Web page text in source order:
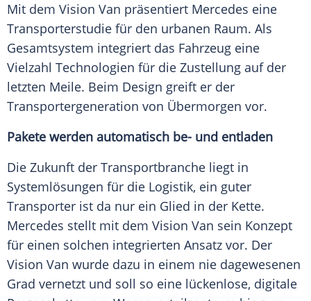
Mit dem Vision Van präsentiert Mercedes eine
Transporterstudie für den urbanen Raum. Als
Gesamtsystem integriert das Fahrzeug eine
Vielzahl Technologien für die Zustellung auf der
letzten Meile. Beim Design greift er der
Transportergeneration von Übermorgen vor.
Pakete werden automatisch be- und entladen
Die Zukunft der Transportbranche liegt in
Systemlösungen für die Logistik, ein guter
Transporter ist da nur ein Glied in der Kette.
Mercedes stellt mit dem Vision Van sein Konzept
für einen solchen integrierten Ansatz vor. Der
Vision Van wurde dazu in einem nie dagewesenen
Grad vernetzt und soll so eine lückenlose, digitale